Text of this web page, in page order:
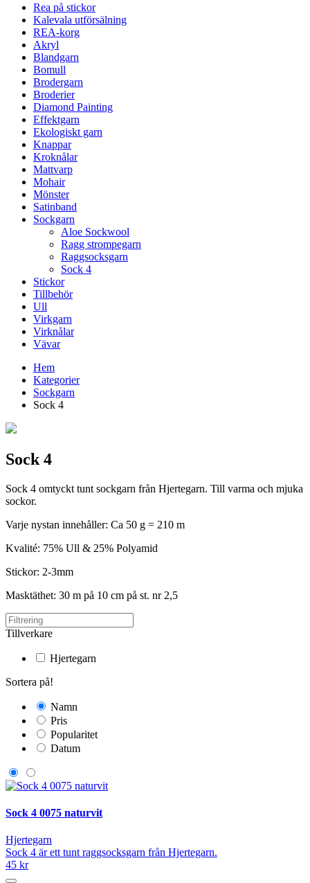
Rea på stickor
Kalevala utförsälning
REA-korg
Akryl
Blandgarn
Bomull
Brodergarn
Broderier
Diamond Painting
Effektgarn
Ekologiskt garn
Knappar
Kroknålar
Mattvarp
Mohair
Mönster
Satinband
Sockgarn
Aloe Sockwool
Ragg strompegarn
Raggsocksgarn
Sock 4
Stickor
Tillbehör
Ull
Virkgarn
Virknålar
Vävar
Hem
Kategorier
Sockgarn
Sock 4
Sock 4
Sock 4 omtyckt tunt sockgarn från Hjertegarn. Till varma och mjuka
sockor.
Varje nystan innehåller: Ca 50 g = 210 m
Kvalité: 75% Ull & 25% Polyamid
Stickor: 2-3mm
Masktäthet: 30 m på 10 cm på st. nr 2,5
Tillverkare
Hjertegarn
Sortera på!
Namn
Pris
Popularitet
Datum
Sock 4 0075 naturvit
Hjertegarn
Sock 4 är ett tunt raggsocksgarn från Hjertegarn.
45 kr